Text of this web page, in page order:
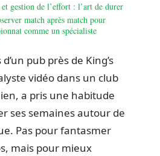
gestion de l’effort : l’art de durer
match après match pour
comme un spécialiste
pub près de King’s
vidéo dans un club
a pris une habitude
ses semaines autour de
Pas pour fantasmer
mais pour mieux